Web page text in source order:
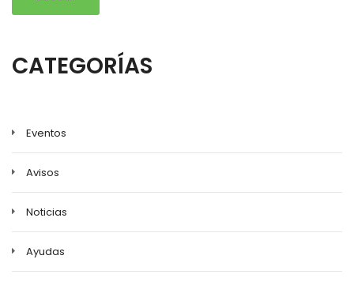
CATEGORÍAS
Eventos
Avisos
Noticias
Ayudas